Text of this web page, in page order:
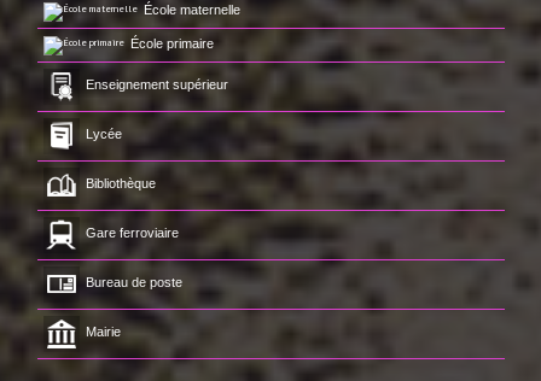
École maternelle
École primaire
Enseignement supérieur
Lycée
Bibliothèque
Gare ferroviaire
Bureau de poste
Mairie